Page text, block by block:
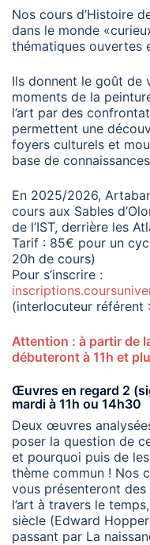
Nos cours d’Histoire
dans le monde
thématiques ouvertes
Ils donnent le goût de
moments de la
l’art par des
permettent une
foyers culturels et
base de
En 2025/2026,
cours aux Sables
de l’IST, derrière les
Tarif : 85€ pour un
20h de cours)
Pour s’inscrire :
(interlocuteur référent
Attention : à partir de
débuteront à 11h et
Œuvres en regard 2
mardi à 11h ou 14h30
Deux œuvres
poser la question de
et pourquoi puis de
thème commun ! Nos
vous présenteront
l’art à travers le
siècle (Edward
passant par La